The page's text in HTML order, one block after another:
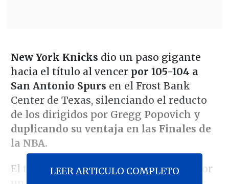
New York Knicks dio un paso gigante
hacia el título al vencer por 105-104 a
San Antonio Spurs en el Frost Bank
Center de Texas, silenciando el reducto
de los dirigidos por Gregg Popovich y
duplicando su ventaja en las Finales de
la NBA.
El trámite del cotejo estuvo marcado por
LEER ARTICULO COMPLETO